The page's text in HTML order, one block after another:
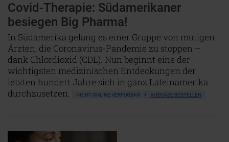
Covid-Therapie: Südamerikaner
besiegen Big Pharma!
In Südamerika gelang es einer Gruppe von mutigen
Ärzten, die Coronavirus-Pandemie zu stoppen –
dank Chlordioxid (CDL). Nun beginnt eine der
wichtigsten medizinischen Entdeckungen der
letzten hundert Jahre sich in ganz Lateinamerika
durchzusetzen.
NICHT ONLINE VERFÜGBAR AUSGABE BESTELLEN